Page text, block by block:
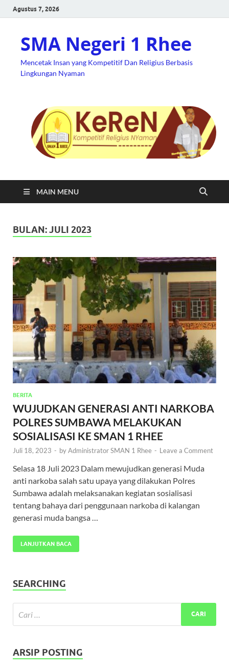
Agustus 7, 2026
SMA Negeri 1 Rhee
Mencetak Insan yang Kompetitif Dan Religius Berbasis
Lingkungan Nyaman
MAIN MENU
BULAN:JULI 2023
BERITA
WUJUDKAN GENERASI ANTI NARKOBA
POLRES SUMBAWA MELAKUKAN
SOSIALISASI KE SMAN 1 RHEE
Juli 18, 2023 - byAdministrator SMAN 1 Rhee - Leave a Comment
Selasa 18 Juli 2023 Dalam mewujudkan generasi Muda
anti narkoba salah satu upaya yang dilakukan Polres
Sumbawa adalah melaksanakan kegiatan sosialisasi
tentang bahaya dari penggunaan narkoba di kalangan
generasi muda bangsa …
LANJUTKAN BACA
SEARCHING
ARSIP POSTING